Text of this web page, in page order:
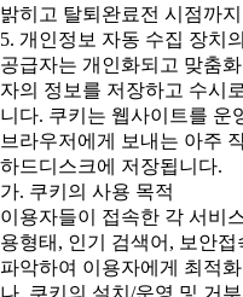
밝히고 탈퇴완료전 시점까
5. 개인정보 자동 수집 장치
공급자는 개인화되고 맞춤
자의 정보를 저장하고 수시
니다. 쿠키는 웹사이트를 운
브라우저에게 보내는 아주
하드디스크에 저장됩니다.
가. 쿠키의 사용 목적
이용자들이 접속한 각 서비
용형태, 인기 검색어, 보안
파악하여 이용자에게 최적
나. 쿠키의 설치/운영 및 거부